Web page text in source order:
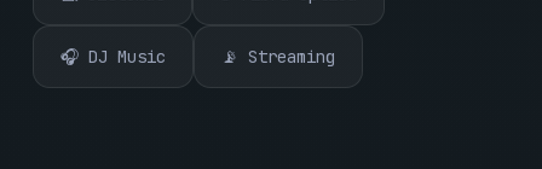
🎧 DJ Music 📡 Streaming